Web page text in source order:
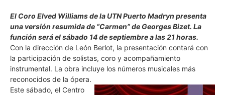
El Coro Elved Williams de la UTN Puerto Madryn presenta
una versión resumida de “Carmen” de Georges Bizet. La
función será el sábado 14 de septiembre a las 21 horas.
Con la dirección de León Berlot, la presentación contará con
la participación de solistas, coro y acompañamiento
instrumental. La obra incluye los números musicales más
reconocidos de la ópera.
Este sábado, el Centro